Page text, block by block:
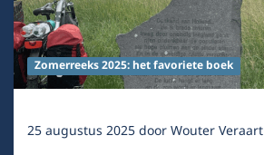
Zomerreeks 2025: het favoriete boek
25 augustus 2025doorWouter Veraart